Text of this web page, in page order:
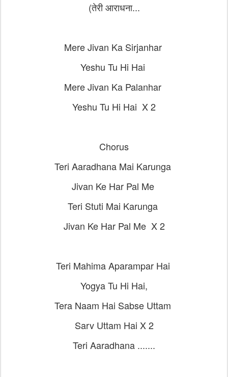
(तेरी आराधना...
Mere Jivan Ka Sirjanhar
Yeshu Tu Hi Hai
Mere Jivan Ka Palanhar
Yeshu Tu Hi Hai X 2
Chorus
Teri Aaradhana Mai Karunga
Jivan Ke Har Pal Me
Teri Stuti Mai Karunga
Jivan Ke Har Pal Me X 2
Teri Mahima Aparampar Hai
Yogya Tu Hi Hai,
Tera Naam Hai Sabse Uttam
Sarv Uttam Hai X 2
Teri Aaradhana .......